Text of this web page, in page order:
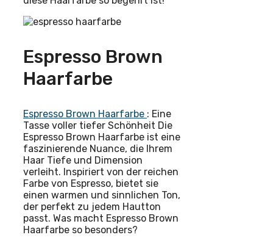
Espresso Brown
Haarfarbe
Espresso Brown Haarfarbe : Eine
Tasse voller tiefer Schönheit Die
Espresso Brown Haarfarbe ist eine
faszinierende Nuance, die Ihrem
Haar Tiefe und Dimension
verleiht. Inspiriert von der reichen
Farbe von Espresso, bietet sie
einen warmen und sinnlichen Ton,
der perfekt zu jedem Hautton
passt. Was macht Espresso Brown
Haarfarbe so besonders?